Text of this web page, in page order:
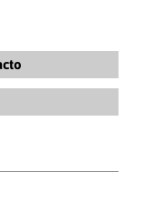
y Derecho de
Generales de